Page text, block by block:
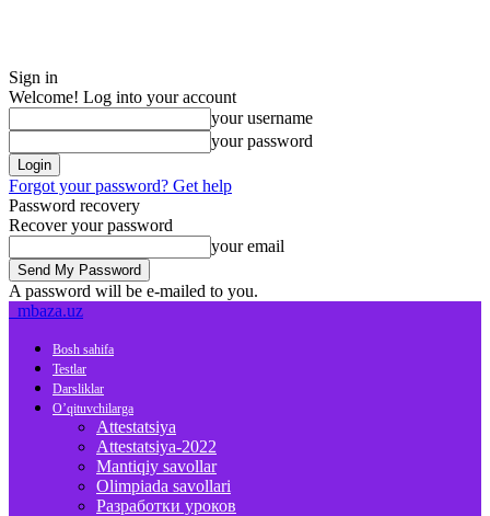
Sign in
Welcome! Log into your account
your username
your password
Forgot your password? Get help
Password recovery
Recover your password
your email
A password will be e-mailed to you.
mbaza.uz
Bosh sahifa
Testlar
Darsliklar
O’qituvchilarga
Attestatsiya
Attestatsiya-2022
Mantiqiy savollar
Olimpiada savollari
Разработки уроков